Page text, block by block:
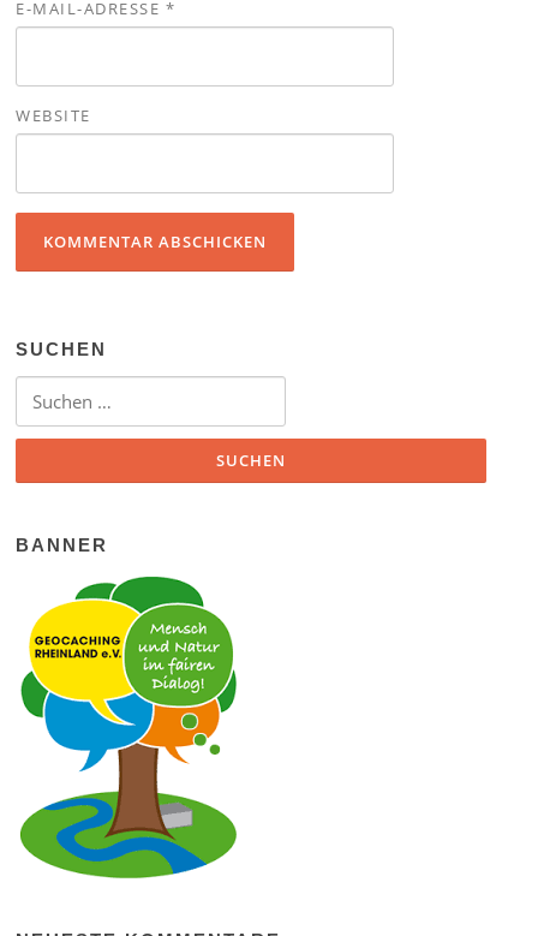
E-MAIL-ADRESSE *
WEBSITE
SUCHEN
Suchen nach:
BANNER